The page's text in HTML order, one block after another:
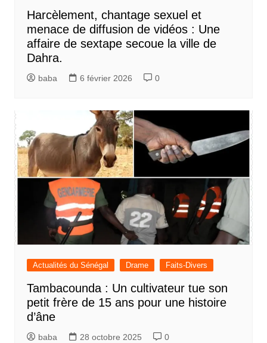
Harcèlement, chantage sexuel et
menace de diffusion de vidéos : Une
affaire de sextape secoue la ville de
Dahra.
baba 6 février 2026 0
Actualités du Sénégal Drame Faits-Divers
Tambacounda : Un cultivateur tue son
petit frère de 15 ans pour une histoire
d’âne
baba 28 octobre 2025 0